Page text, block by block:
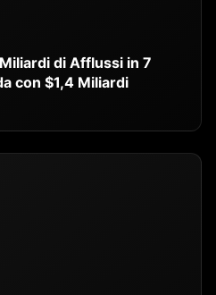
di Afflussi in 7
con $1,4 Miliardi